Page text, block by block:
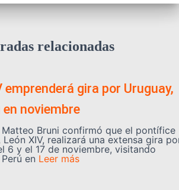
relacionadas
gira por Uruguay,
noviembre
Bruni confirmó que el pontífice
XIV, realizará una extensa gira
6 y el 17 de noviembre, visitando
en Leer más